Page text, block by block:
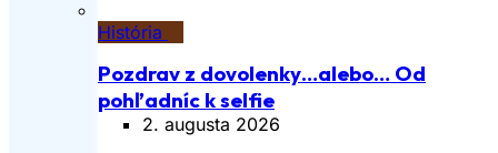
História
Pozdrav z dovolenky…alebo… Od
pohľadníc k selfie
2. augusta 2026